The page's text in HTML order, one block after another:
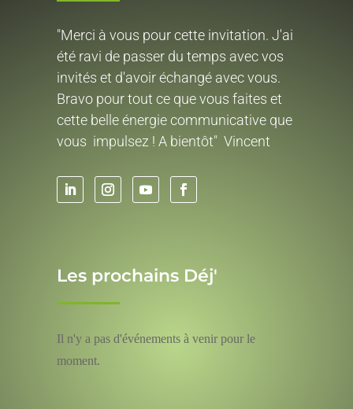
"Merci à vous pour cette invitation. J'ai
été ravi de passer du temps avec vos
invités et d'avoir échangé avec vous.
Bravo pour tout ce que vous faites et
cette belle énergie communicative que
vous impulsez ! A bientôt" Vincent
Les prochains Déj'
Il n'y a pas d'événements à venir pour le
moment.